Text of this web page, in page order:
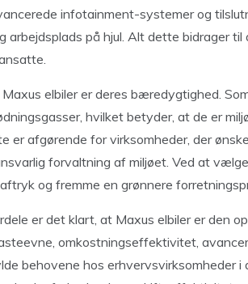
infotainment-systemer og
arbejdsplads på hjul. Alt dette bidrager
elbiler er deres bæredygtighed.
hvilket betyder, at de er
er afgørende for virksomheder, der
forvaltning af miljøet. Ved at
og fremme en grønnere
er det klart, at Maxus elbiler er den
omkostningseffektivitet,
behovene hos erhvervsvirksomheder i